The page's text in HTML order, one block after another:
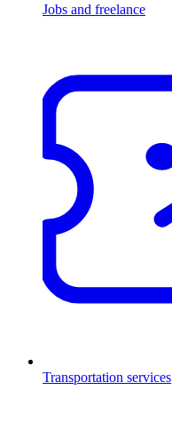
Jobs and freelance
Transportation services